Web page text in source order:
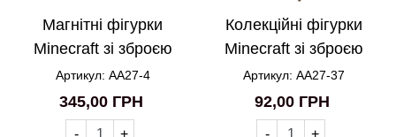
Магнітні фігурки
Minecraft зі зброєю
16in1 AA27-4
Артикул: AA27-4
345,00 ГРН
- +
Колекційні фігурки
Minecraft зі зброєю
Майнкрафт 6 в 1
AA27-37
Артикул: AA27-37
92,00 ГРН
- +